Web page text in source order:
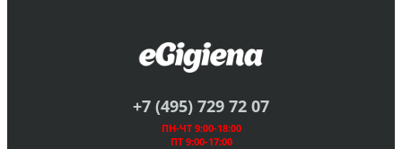
+7 (495) 729 72 07
ПН-ЧТ 9:00-18:00
ПТ 9:00-17:00